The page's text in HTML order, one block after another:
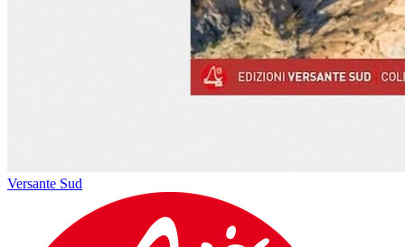
Versante Sud